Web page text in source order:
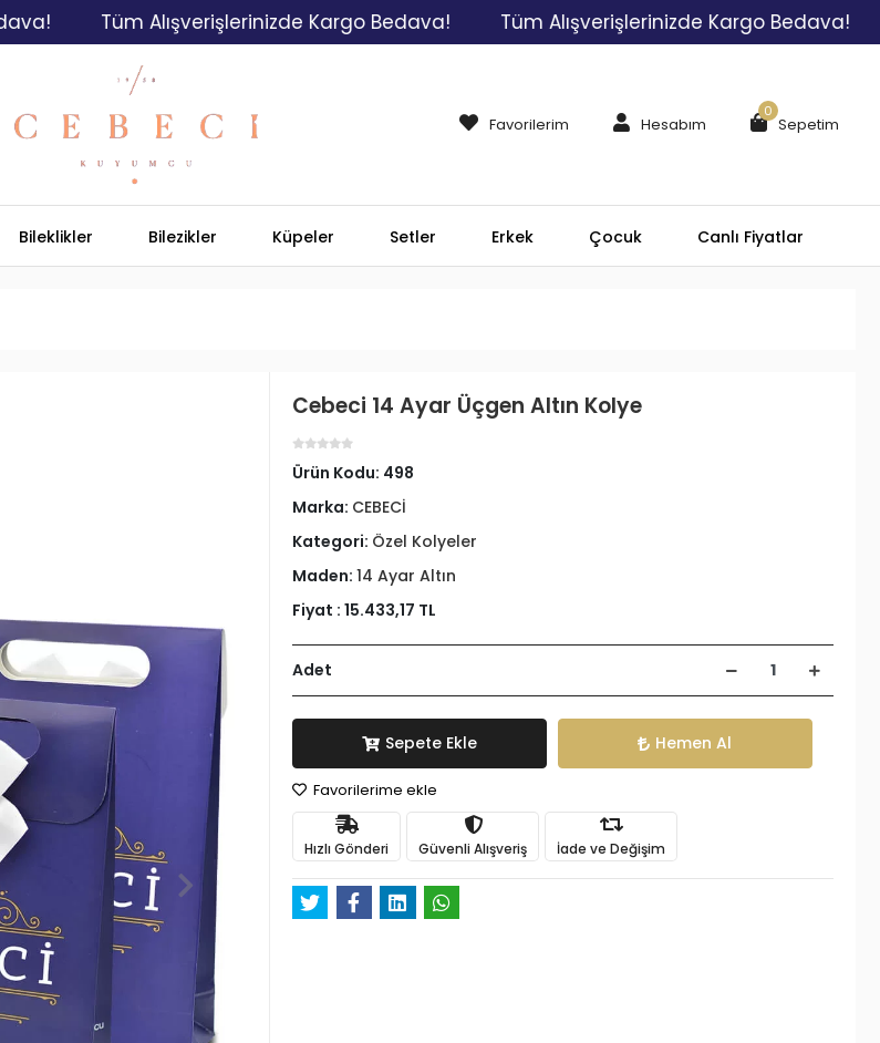
Tüm Alışverişlerinizde Kargo Bedava! Tüm Alışverişlerinizde Kargo Bedava!
Favorilerim Hesabım Sepetim
0
Bileklikler Bilezikler Küpeler Setler Erkek Çocuk Canlı Fiyatlar
Cebeci 14 Ayar Üçgen Altın Kolye
Ürün Kodu: 498
Marka: CEBECİ
Kategori: Özel Kolyeler
Maden: 14 Ayar Altın
Fiyat : 15.433,17 TL
Adet
Sepete Ekle Hemen Al
Favorilerime ekle
Hızlı Gönderi Güvenli Alışveriş İade ve Değişim